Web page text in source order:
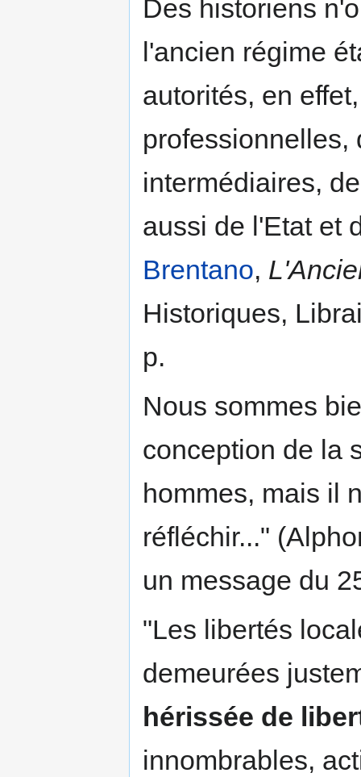
Des historiens
l'ancien régime
autorités, en
professionnelles,
intermédiaires,
aussi de l'Etat et
Brentano,
Historiques,
p.
Nous sommes
conception de la
hommes, mais il
réfléchir..."
un message du
"Les libertés
demeurées
hérissée de
innombrables,